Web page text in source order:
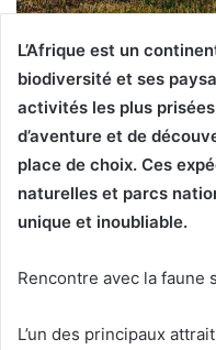
L’Afrique est un
biodiversité et ses
activités les plus
d’aventure et de
place de choix. Ces
naturelles et parcs
unique et inoubliable.
Rencontre avec la faune
L’un des principaux